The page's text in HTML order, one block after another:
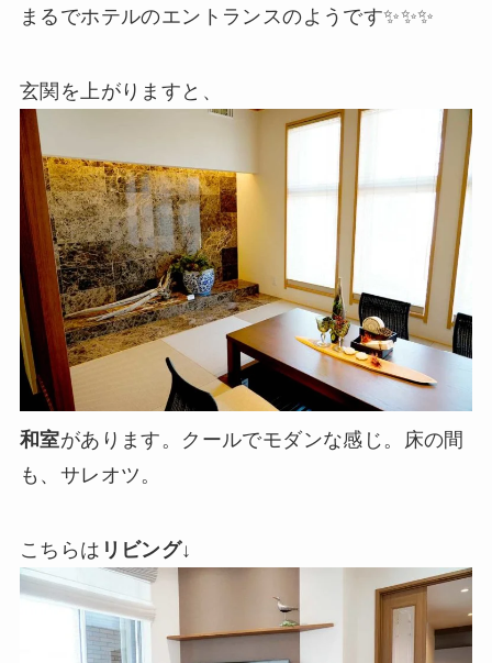
まるでホテルのエントランスのようです✨✨✨
玄関を上がりますと、
和室があります。クールでモダンな感じ。床の間
も、サレオツ。
こちらは リビング↓